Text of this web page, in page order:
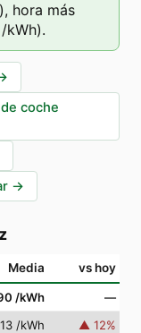
hora más
/kWh).
coche
→
Media vs hoy
/kWh
—
/kWh ▲ 12%